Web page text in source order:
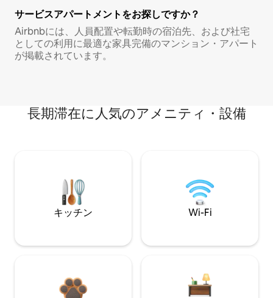
サービスアパートメントをお探しですか？
Airbnbには、人員配置や転勤時の宿泊先、および社宅
としての利用に最適な家具完備のマンション・アパート
が掲載されています。
長期滞在に人気のアメニティ・設備
キッチン Wi-Fi